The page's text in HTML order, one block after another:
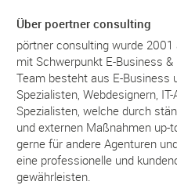
Über poertner consulting
pörtner consulting wurde
mit Schwerpunkt E-Business
Team besteht aus E-Business
Spezialisten, Webdesignern,
Spezialisten, welche durch
und externen Maßnahmen up-
gerne für andere Agenturen
eine professionelle und
gewährleisten.